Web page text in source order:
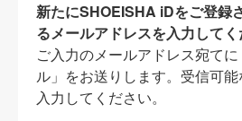
新たにSHOEISHA iDをご登録
るメールアドレスを入力してく
ご入力のメールアドレス宛て
ル」をお送りします。受信可
入力してください。